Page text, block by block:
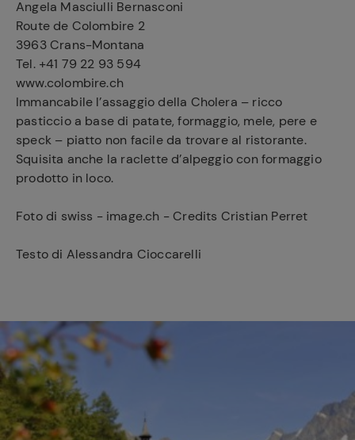
Angela Masciulli Bernasconi
Route de Colombire 2
3963 Crans-Montana
Tel. +41 79 22 93 594
www.colombire.ch
Immancabile l’assaggio della Cholera – ricco
pasticcio a base di patate, formaggio, mele, pere e
speck – piatto non facile da trovare al ristorante.
Squisita anche la raclette d’alpeggio con formaggio
prodotto in loco.
Foto di swiss - image.ch - Credits Cristian Perret
Testo di Alessandra Cioccarelli
Ricette
preferite